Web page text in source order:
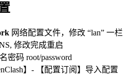
网络配置文件，修改 “lan” 一栏
修改完成重启
密码 root/password
】- 【配置订阅】导入配置